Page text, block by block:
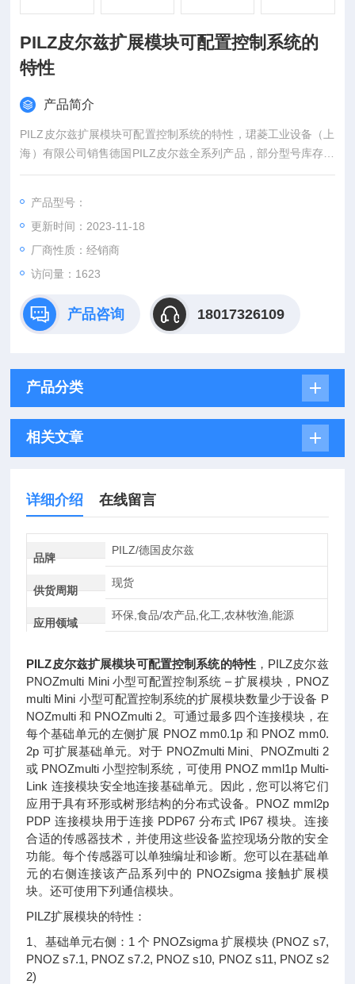
PILZ皮尔兹扩展模块可配置控制系统的
特性
产品简介
PILZ皮尔兹扩展模块可配置控制系统的特性，珺菱工业设备（上
海）有限公司销售德国PILZ皮尔兹全系列产品，部分型号库存现
货，期货德国直接发货，货期短，价格好，欢迎确认！
产品型号：
更新时间：2023-11-18
厂商性质：经销商
访问量：1623
产品咨询 18017326109
产品分类
相关文章
详细介绍 在线留言
品牌
PILZ/德国皮尔兹
供货周期
现货
应用领域
环保,食品/农产品,化工,农林牧渔,能源
PILZ皮尔兹扩展模块可配置控制系统的特性，PILZ皮尔兹
PNOZmulti Mini 小型可配置控制系统 – 扩展模块，PNOZ
multi Mini 小型可配置控制系统的扩展模块数量少于设备 P
NOZmulti 和 PNOZmulti 2。可通过最多四个连接模块，在
每个基础单元的左侧扩展 PNOZ mm0.1p 和 PNOZ mm0.
2p 可扩展基础单元。对于 PNOZmulti Mini、PNOZmulti 2
或 PNOZmulti 小型控制系统，可使用 PNOZ mml1p Multi-
Link 连接模块安全地连接基础单元。因此，您可以将它们
应用于具有环形或树形结构的分布式设备。PNOZ mml2p
PDP 连接模块用于连接 PDP67 分布式 IP67 模块。连接
合适的传感器技术，并使用这些设备监控现场分散的安全
功能。每个传感器可以单独编址和诊断。您可以在基础单
元的右侧连接该产品系列中的 PNOZsigma 接触扩展模
块。还可使用下列通信模块。
PILZ扩展模块的特性：
1、基础单元右侧：1 个 PNOZsigma 扩展模块 (PNOZ s7,
PNOZ s7.1, PNOZ s7.2, PNOZ s10, PNOZ s11, PNOZ s2
2)